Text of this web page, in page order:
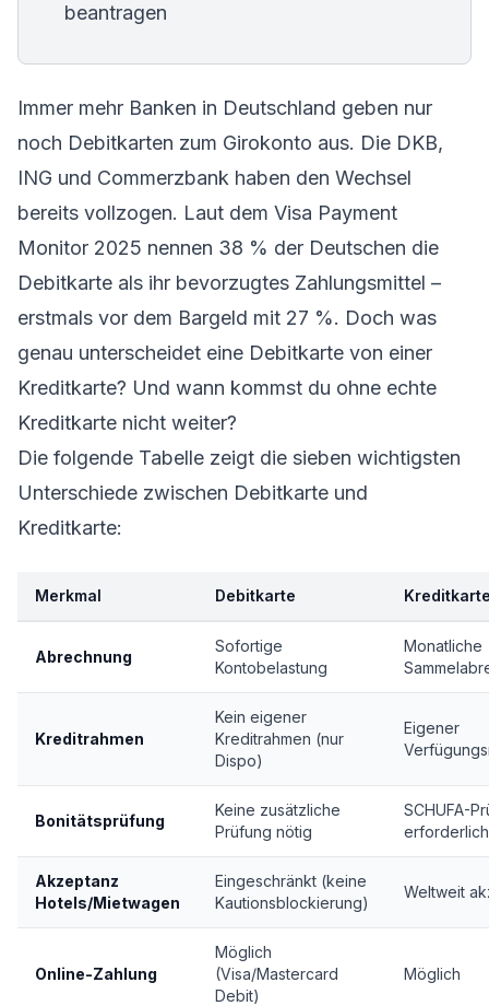
beantragen
Immer mehr Banken in Deutschland geben nur
noch Debitkarten zum Girokonto aus. Die DKB,
ING und Commerzbank haben den Wechsel
bereits vollzogen. Laut dem Visa Payment
Monitor 2025 nennen 38 % der Deutschen die
Debitkarte als ihr bevorzugtes Zahlungsmittel –
erstmals vor dem Bargeld mit 27 %. Doch was
genau unterscheidet eine Debitkarte von einer
Kreditkarte? Und wann kommst du ohne echte
Kreditkarte nicht weiter?
Die folgende Tabelle zeigt die sieben wichtigsten
Unterschiede zwischen Debitkarte und
Kreditkarte:
Merkmal Debitkarte
Abrechnung
Sofortige
Kontobelastung
Monatliche
Kreditrahmen
Kein eigener
Kreditrahmen (nur
Dispo)
Eigener
Bonitätsprüfung
Keine zusätzliche
Prüfung nötig
SCHUFA-
erforderlich
Akzeptanz
Hotels/Mietwagen
Eingeschränkt (keine
Kautionsblockierung)
Weltweit
Online-Zahlung
Möglich
(Visa/Mastercard
Debit)
Möglich